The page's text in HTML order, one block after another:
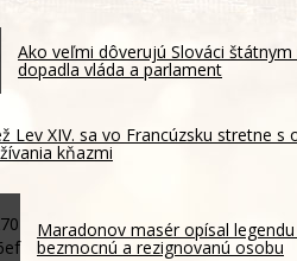
Ako veľmi dôverujú Slováci
dopadla vláda a parlament
Lev XIV. sa vo Francúzsku stretne s
kňazmi
Maradonov masér opísal
bezmocnú a rezignovanú osobu